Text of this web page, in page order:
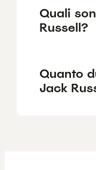
Quali
Russell?
Quanto
Jack